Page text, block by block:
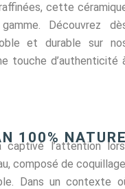
cette
Découvrez
et durable sur
touche d’authenticité
100%
captivé l’attention
composé de
Dans un contexte